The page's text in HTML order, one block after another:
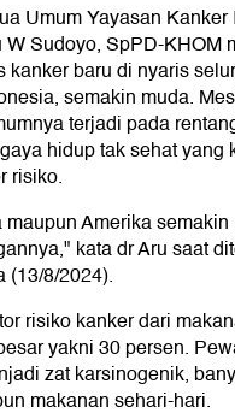
Umum Yayasan
W Sudoyo, SpPD-KHOM
kanker baru di nyaris
semakin muda.
terjadi pada
hidup tak sehat yang
risiko.
Amerika
kata dr Aru saat
(13/8/2024).
risiko kanker dari
yakni 30 persen.
zat karsinogenik,
makanan sehari-hari.